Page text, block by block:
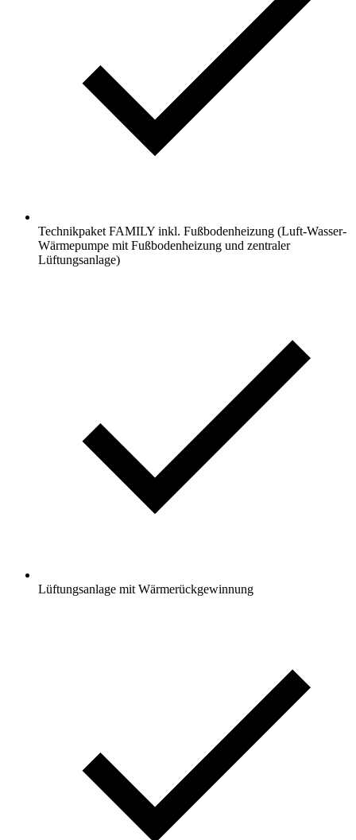
Technikpaket FAMILY inkl. Fußbodenheizung (Luft-Wasser-
Wärmepumpe mit Fußbodenheizung und zentraler
Lüftungsanlage)
Lüftungsanlage mit Wärmerückgewinnung